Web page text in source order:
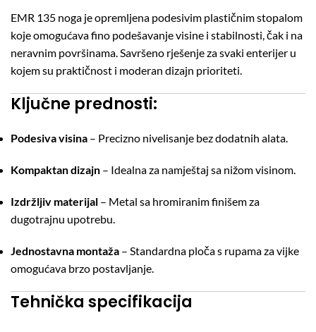
EMR 135 noga je opremljena podesivim plastičnim stopalom
koje omogućava fino podešavanje visine i stabilnosti, čak i na
neravnim površinama. Savršeno rješenje za svaki enterijer u
kojem su praktičnost i moderan dizajn prioriteti.
Ključne prednosti:
Podesiva visina – Precizno nivelisanje bez dodatnih alata.
Kompaktan dizajn – Idealna za namještaj sa nižom visinom.
Izdržljiv materijal – Metal sa hromiranim finišem za
dugotrajnu upotrebu.
Jednostavna montaža – Standardna ploča s rupama za vijke
omogućava brzo postavljanje.
Tehnička specifikacija